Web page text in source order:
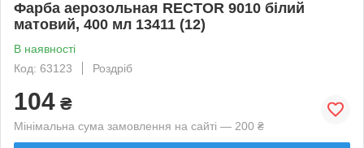
Фарба аерозольная RECTOR 9010 білий
матовий, 400 мл 13411 (12)
В наявності
Код: 63123
Роздріб
104 ₴
Мінімальна сума замовлення на сайті — 200 ₴